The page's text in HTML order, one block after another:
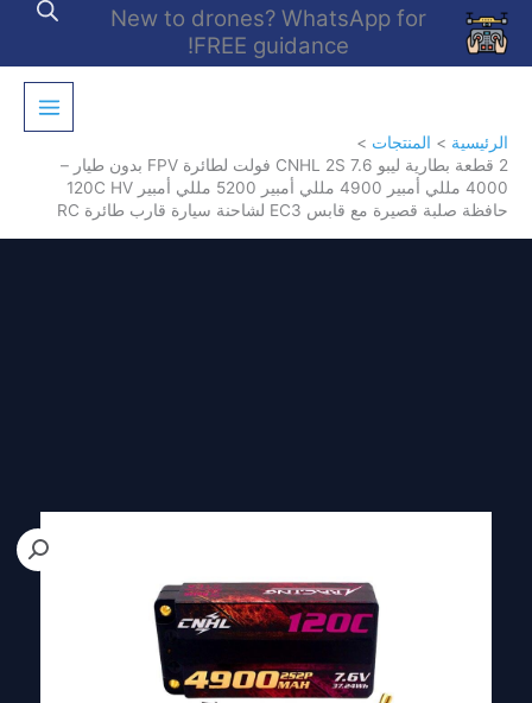
تخطي
المحتوى
New to drones? WhatsApp for
FREE guidance!
الرئيسية
المنتجات
2 قطعة بطارية ليبو CNHL 2S 7.6 فولت لطائرة FPV بدون طيار –
4000 مللي أمبير 4900 مللي أمبير 5200 مللي أمبير 120C HV
حافظة صلبة قصيرة مع قابس EC3 لشاحنة سيارة قارب طائرة RC